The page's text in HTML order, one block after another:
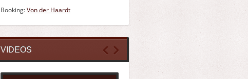
Booking:Von der Haardt
VIDEOS